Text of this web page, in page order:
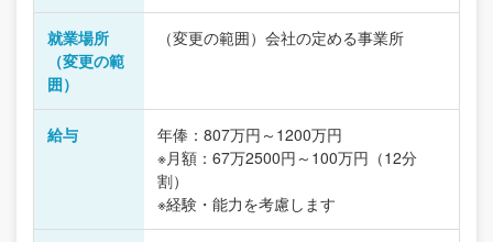
就業場所
（変更の範
囲）
（変更の範囲）会社の定める事業所
給与
年俸：807万円～1200万円
※月額：67万2500円～100万円（12分
割）
※経験・能力を考慮します